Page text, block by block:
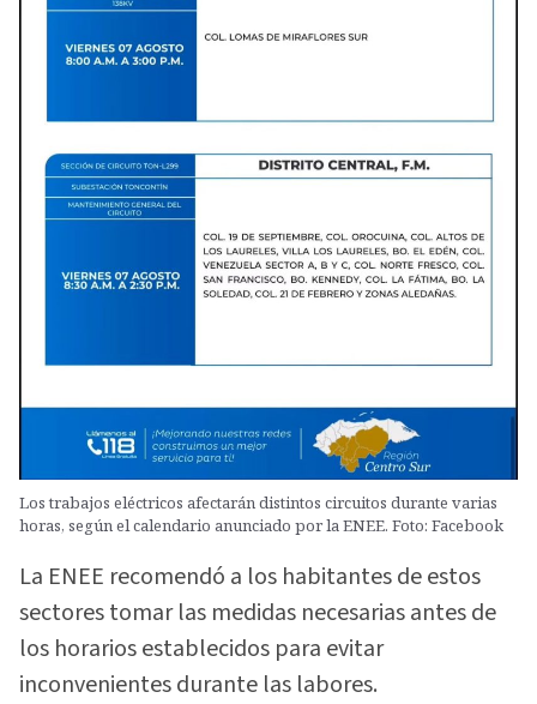
Los trabajos eléctricos afectarán distintos circuitos durante varias
horas, según el calendario anunciado por la ENEE. Foto: Facebook
La ENEE recomendó a los habitantes de estos
sectores tomar las medidas necesarias antes de
los horarios establecidos para evitar
inconvenientes durante las labores.